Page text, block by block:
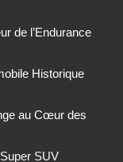
de l’Endurance
Historique
au Cœur des
SUV